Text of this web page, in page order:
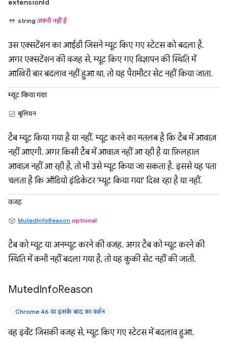
extensionId
stringज़रूरी नहीं है
उस एक्सटेंशन का आईडी जिसने म्यूट किए गए स्टेटस को बदला है.
अगर एक्सटेंशन की वजह से, म्यूट किए गए विज्ञापन की स्थिति में
आखिरी बार बदलाव नहीं हुआ था, तो यह पैरामीटर सेट नहीं किया जाता.
म्यूट किया गया
बूलियन
टैब म्यूट किया गया है या नहीं. म्यूट करने का मतलब है कि टैब में आवाज़
नहीं आएगी. अगर किसी टैब में आवाज़ नहीं आ रही है या फ़िलहाल
आवाज़ नहीं आ रही है, तो भी उसे म्यूट किया जा सकता है. इससे यह पता
चलता है कि ऑडियो इंडिकेटर 'म्यूट किया गया' दिख रहा है या नहीं.
वजह
MutedInfoReason optional
टैब को म्यूट या अनम्यूट करने की वजह. अगर टैब को म्यूट करने की
स्थिति में कभी नहीं बदला गया है, तो यह कुकी सेट नहीं की जाती.
MutedInfoReason
Chrome 46 या इसके बाद का वर्शन
वह इवेंट जिसकी वजह से, म्यूट किए गए स्टेटस में बदलाव हुआ.